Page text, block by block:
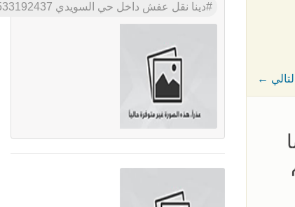
← التالي
دينا نقل عفش داخل حي السويدي 0533192437